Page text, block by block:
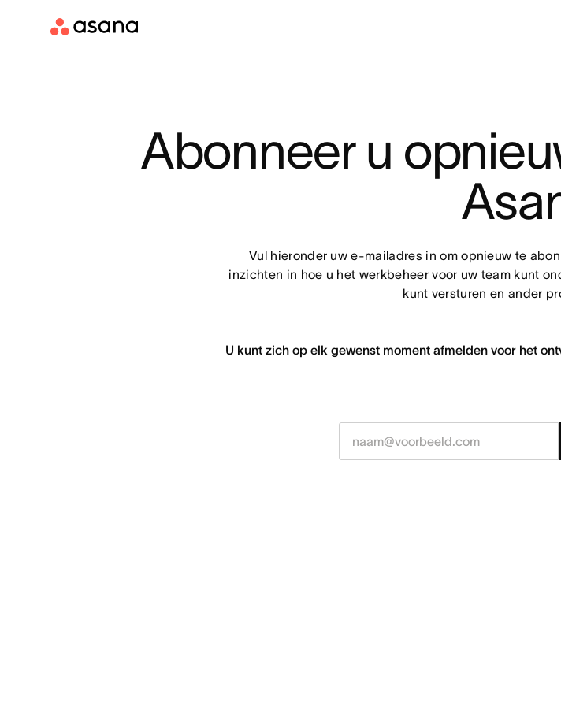
Abonneer u
Vul hieronder uw e-mailadres in om opnieuw te
inzichten in hoe u het werkbeheer voor uw team kunt
kunt versturen en ander
U kunt zich op elk gewenst moment afmelden voor het